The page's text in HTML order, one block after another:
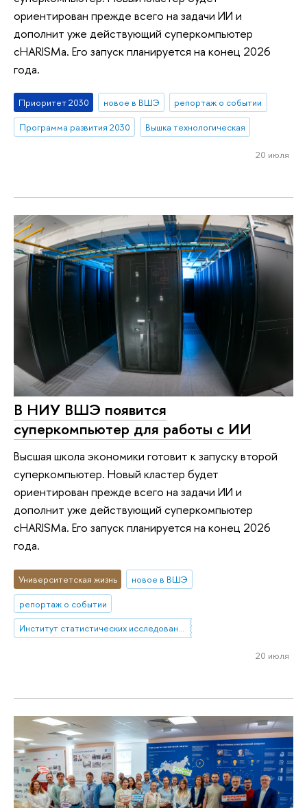
ориентирован прежде всего на задачи ИИ и
дополнит уже действующий суперкомпьютер
cHARISMa. Его запуск планируется на конец 2026
года.
Приоритет 2030 новое в ВШЭ
репортаж о событии
Программа развития 2030
Вышка технологическая
20 июля
В НИУ ВШЭ появится
суперкомпьютер для работы с ИИ
Высшая школа экономики готовит к запуску второй
суперкомпьютер. Новый кластер будет
ориентирован прежде всего на задачи ИИ и
дополнит уже действующий суперкомпьютер
cHARISMa. Его запуск планируется на конец 2026
года.
Университетская жизнь
новое в ВШЭ
репортаж о событии
Институт статистических исследований и экономики знаний
20 июля